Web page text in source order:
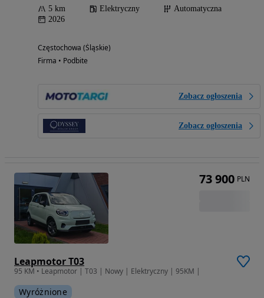
5 km Elektryczny
Automatyczna
2026
Częstochowa (Śląskie)
Firma • Podbite
Zobacz ogłoszenia
Zobacz ogłoszenia
Leapmotor T03
95 KM • Leapmotor | T03 | Nowy | Elektryczny | 95KM |
Wyróżnione
73 900 PLN